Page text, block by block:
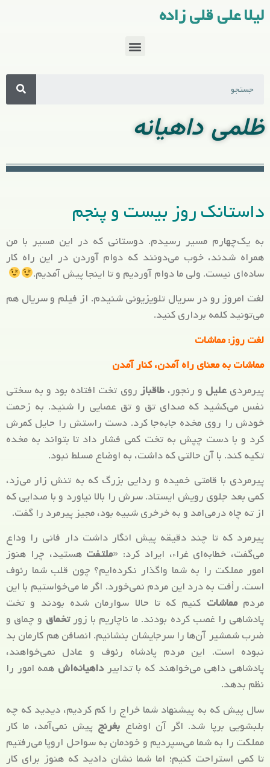
لیلا علی قلی زاده
ظلمی داهیانه
داستانک روز بیست و پنجم
به یک‌چهارم مسیر رسیدم. دوستانی که در این مسیر با من
همراه شدند، خوب می‌دونند که دوام آوردن در این راه کار
ساده‌ای نیست. ولی ما دوام آوردیم و تا اینجا پیش آمدیم.
لغت امروز رو در سریال تلویزیونی شنیدم. از فیلم و سریال هم
می‌تونید کلمه برداری کنید.
لغت روز: مماشات
مماشات به معنای راه آمدن، کنار آمدن
پیرمردیعلیل و رنجور،طاقباز روی تخت افتاده بود و به سختی
نفس می‌کشید که صدای تق و تق عصایی را شنید. به زحمت
خودش را روی مخده جابه‌جا کرد. دست راستش را حایل کمرش
کرد و با دست چپش به تخت کمی فشار داد تا بتواند به مخده
تکیه کند. با آن حالتی که داشت، به اوضاع مسلط نبود.
پیرمردی با قامتی خمیده و ردایی بزرگ که به تنش زار می‌زد،
کمی بعد جلوی رویش ایستاد. سرش را بالا نیاورد و با صدایی که
از ته چاه درمی‌امد و به خرخری شبیه بود، مجیز پیرمرد را گفت.
پیرمرد که تا چند دقیقه پیش انگار داشت دار فانی را وداع
می‌گفت، خطابه‌ای غراء، ایراد کرد: «ملتفت هستید، چرا هنوز
امور مملکت را به شما واگذار نکرده‌ایم؟ چون قلب شما رئوف
است. رأفت به درد این مردم نمی‌خورد. اگر ما می‌خواستیم با این
مردممماشات کنیم که تا حالا سوارمان شده بودند و تخت
پادشاهی را غصب کرده بودند. ما ناچاریم با زورتخماق و چماق و
ضرب شمشیر آن‌ها را سرجایشان بنشانیم. انصافن هم کارمان بد
نبوده است. این مردم پادشاه رئوف و عادل نمی‌خواهند،
پادشاهی داهی می‌خواهند که با تدابیرداهیانه‌اش همه امور را
نظم بدهد.
سال پیش که به پیشنهاد شما خراج را کم کردیم، دیدید که چه
بلبشویی برپا شد. اگر آن اوضاع بغرنج پیش نمی‌آمد، ما کار
مملکت را به شما می‌سپردیم و خودمان به سواحل اروپا می‌رفتیم
تا کمی استراحت کنیم؛ اما شما نشان دادید که هنوز برای کار